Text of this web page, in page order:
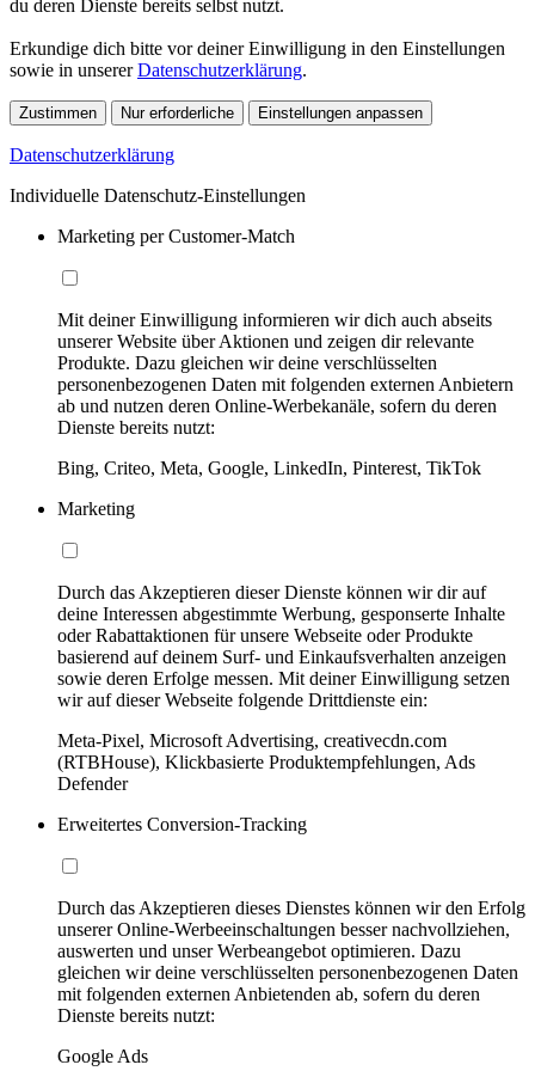
du deren Dienste bereits selbst nutzt.
Erkundige dich bitte vor deiner Einwilligung in den Einstellungen
sowie in unsererDatenschutzerklärung.
Zustimmen Nur erforderliche Einstellungen anpassen
Datenschutzerklärung
Individuelle Datenschutz-Einstellungen
Marketing per Customer-Match
Mit deiner Einwilligung informieren wir dich auch abseits
unserer Website über Aktionen und zeigen dir relevante
Produkte. Dazu gleichen wir deine verschlüsselten
personenbezogenen Daten mit folgenden externen Anbietern
ab und nutzen deren Online-Werbekanäle, sofern du deren
Dienste bereits nutzt:
Bing, Criteo, Meta, Google, LinkedIn, Pinterest, TikTok
Marketing
Durch das Akzeptieren dieser Dienste können wir dir auf
deine Interessen abgestimmte Werbung, gesponserte Inhalte
oder Rabattaktionen für unsere Webseite oder Produkte
basierend auf deinem Surf- und Einkaufsverhalten anzeigen
sowie deren Erfolge messen. Mit deiner Einwilligung setzen
wir auf dieser Webseite folgende Drittdienste ein:
Meta-Pixel, Microsoft Advertising, creativecdn.com
(RTBHouse), Klickbasierte Produktempfehlungen, Ads
Defender
Erweitertes Conversion-Tracking
Durch das Akzeptieren dieses Dienstes können wir den Erfolg
unserer Online-Werbeeinschaltungen besser nachvollziehen,
auswerten und unser Werbeangebot optimieren. Dazu
gleichen wir deine verschlüsselten personenbezogenen Daten
mit folgenden externen Anbietenden ab, sofern du deren
Dienste bereits nutzt:
Google Ads